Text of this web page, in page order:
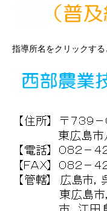
指導所名をクリックする